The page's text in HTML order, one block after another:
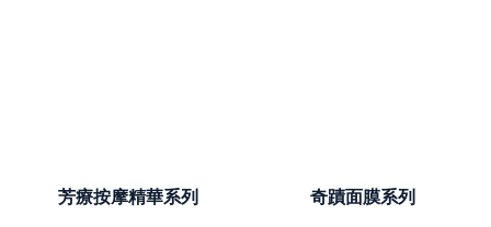
芳療按摩精華系列 奇蹟面膜系列